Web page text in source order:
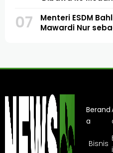
07
Menteri ESDM
Mawardi Nur
Berand
a
Bisnis
i